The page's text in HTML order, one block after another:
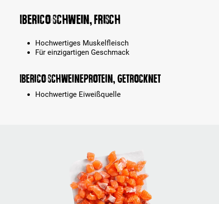
Iberico Schwein, frisch
Hochwertiges Muskelfleisch
Für einzigartigen Geschmack
Iberico Schweineprotein, getrocknet
Hochwertige Eiweißquelle